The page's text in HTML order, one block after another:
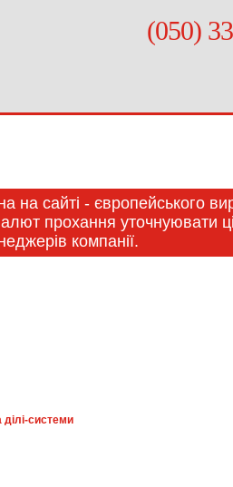
(050)
на сайті - європейського
прохання уточнуювати
компанії.
ділі-системи